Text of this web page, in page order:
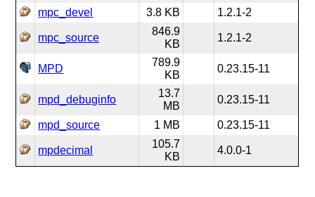
mpc_devel 3.8 KB 1.2.1-2
mpc_source
846.9
KB
1.2.1-2
MPD
789.9
KB
0.23.15-11
mpd_debuginfo
13.7
MB
0.23.15-11
mpd_source 1 MB 0.23.15-11
mpdecimal
105.7
KB
4.0.0-1